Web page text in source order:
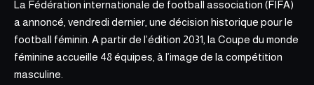
La Fédération internationale de football association (FIFA)
a annoncé, vendredi dernier, une décision historique pour le
football féminin. A partir de l’édition 2031, la Coupe du monde
féminine accueille 48 équipes, à l’image de la compétition
masculine.